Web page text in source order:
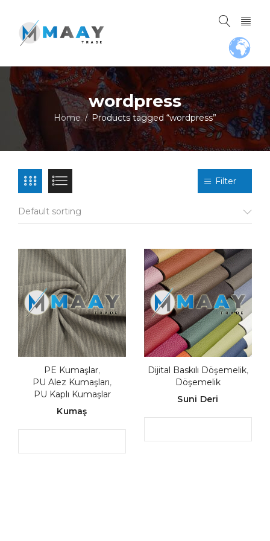
wordpress
Home / Products tagged “wordpress”
Filter
Default sorting
PE Kumaşlar,
PU Alez Kumaşları,
PU Kaplı Kumaşlar
Kumaş
Dijital Baskılı Döşemelik,
Döşemelik
Suni Deri